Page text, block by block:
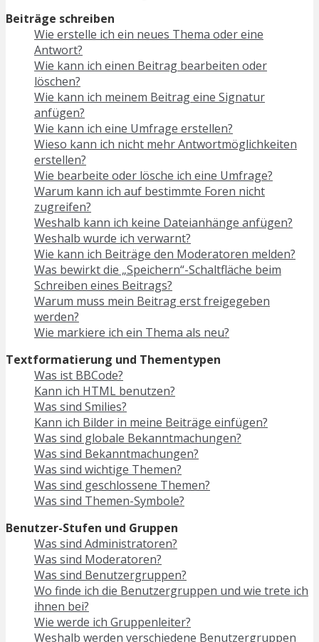
Beiträge schreiben
Wie erstelle ich ein neues Thema oder eine
Antwort?
Wie kann ich einen Beitrag bearbeiten oder
löschen?
Wie kann ich meinem Beitrag eine Signatur
anfügen?
Wie kann ich eine Umfrage erstellen?
Wieso kann ich nicht mehr Antwortmöglichkeiten
erstellen?
Wie bearbeite oder lösche ich eine Umfrage?
Warum kann ich auf bestimmte Foren nicht
zugreifen?
Weshalb kann ich keine Dateianhänge anfügen?
Weshalb wurde ich verwarnt?
Wie kann ich Beiträge den Moderatoren melden?
Was bewirkt die „Speichern“-Schaltfläche beim
Schreiben eines Beitrags?
Warum muss mein Beitrag erst freigegeben
werden?
Wie markiere ich ein Thema als neu?
Textformatierung und Thementypen
Was ist BBCode?
Kann ich HTML benutzen?
Was sind Smilies?
Kann ich Bilder in meine Beiträge einfügen?
Was sind globale Bekanntmachungen?
Was sind Bekanntmachungen?
Was sind wichtige Themen?
Was sind geschlossene Themen?
Was sind Themen-Symbole?
Benutzer-Stufen und Gruppen
Was sind Administratoren?
Was sind Moderatoren?
Was sind Benutzergruppen?
Wo finde ich die Benutzergruppen und wie trete ich
ihnen bei?
Wie werde ich Gruppenleiter?
Weshalb werden verschiedene Benutzergruppen